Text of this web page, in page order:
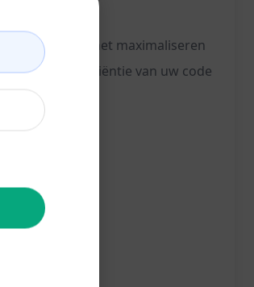
tillen door het maximaliseren
door de efficiëntie van uw code